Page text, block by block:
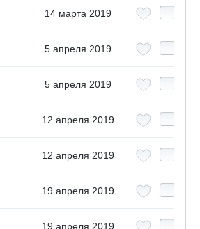
14 марта 2019
5 апреля 2019
5 апреля 2019
12 апреля 2019
12 апреля 2019
19 апреля 2019
19 апреля 2019